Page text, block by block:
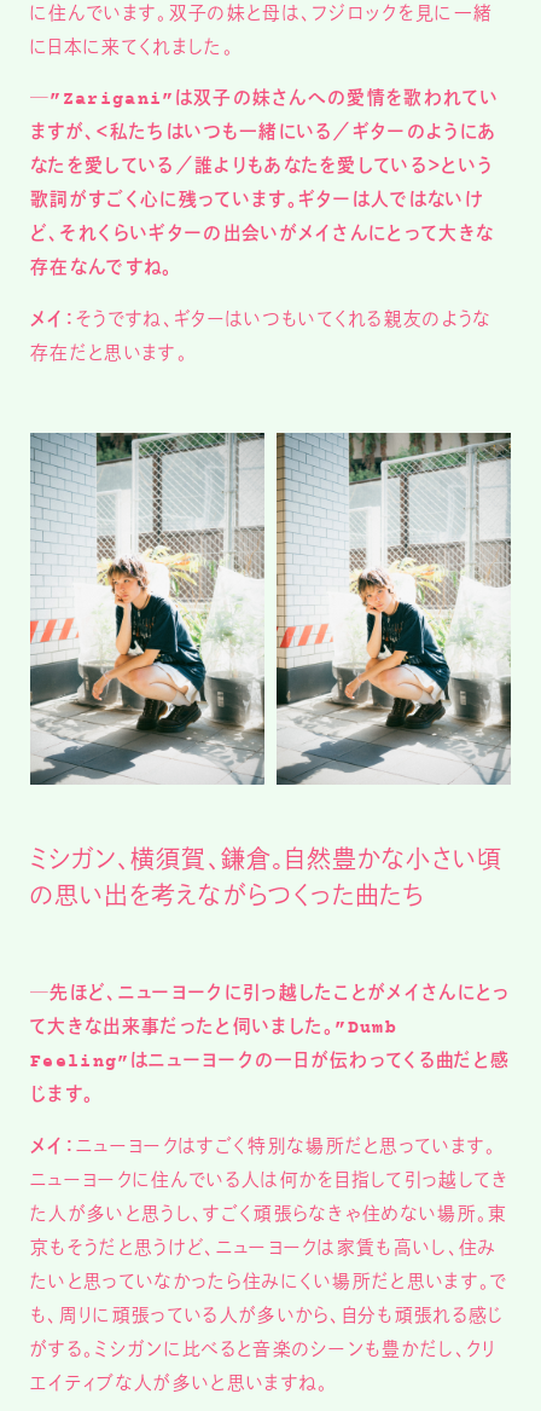
に住んでいます。双子の妹と母は、フジロックを見に一緒
に日本に来てくれました。
─”Zarigani”は双子の妹さんへの愛情を歌われてい
ますが、＜私たちはいつも一緒にいる／ギターのようにあ
なたを愛している／誰よりもあなたを愛している＞という
歌詞がすごく心に残っています。ギターは人ではないけ
ど、それくらいギターの出会いがメイさんにとって大きな
存在なんですね。
メイ：そうですね、ギターはいつもいてくれる親友のような
存在だと思います。
ミシガン、横須賀、鎌倉。自然豊かな小さい頃
の思い出を考えながらつくった曲たち
─先ほど、ニューヨークに引っ越したことがメイさんにとっ
て大きな出来事だったと伺いました。”Dumb
Feeling”はニューヨークの一日が伝わってくる曲だと感
じます。
メイ：ニューヨークはすごく特別な場所だと思っています。
ニューヨークに住んでいる人は何かを目指して引っ越してき
た人が多いと思うし、すごく頑張らなきゃ住めない場所。東
京もそうだと思うけど、ニューヨークは家賃も高いし、住み
たいと思っていなかったら住みにくい場所だと思います。で
も、周りに頑張っている人が多いから、自分も頑張れる感じ
がする。ミシガンに比べると音楽のシーンも豊かだし、クリ
エイティブな人が多いと思いますね。